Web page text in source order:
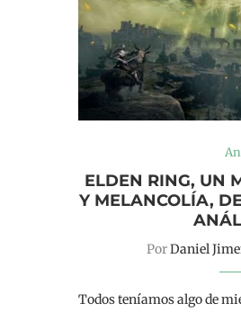
ELDEN RING, UN
Y MELANCOLÍA,
PorDaniel
Todos teníamos algo de